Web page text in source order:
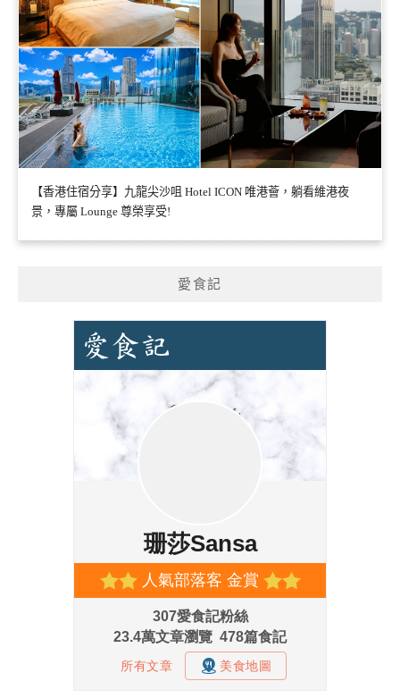
【香港住宿分享】九龍尖沙咀 Hotel ICON 唯港薈，躺看維港夜
景，專屬 Lounge 尊榮享受!
愛食記